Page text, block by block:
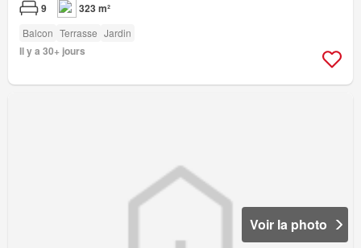
9 323 m²
Balcon Terrasse Jardin
Il y a 30+ jours
Voir la photo